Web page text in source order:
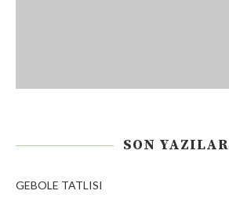
SON YAZILAR
GEBOLE TATLISI